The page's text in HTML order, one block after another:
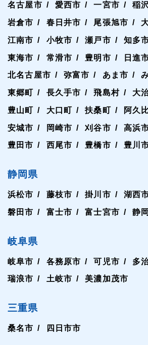
名古屋市 愛西市 一宮市 稲
岩倉市 春日井市 尾張旭市
江南市 小牧市 瀬戸市 知多
東海市 常滑市 豊明市 日進
北名古屋市 弥富市 あま市
東郷町 長久手市 飛島村 大
豊山町 大口町 扶桑町 阿久
安城市 岡崎市 刈谷市 高浜
豊田市 西尾市 豊橋市 豊川
静岡県
浜松市 藤枝市 掛川市 湖西
磐田市 富士市 富士宮市 静
岐阜県
岐阜市 各務原市 可児市 多
瑞浪市 土岐市 美濃加茂市
三重県
桑名市 四日市市